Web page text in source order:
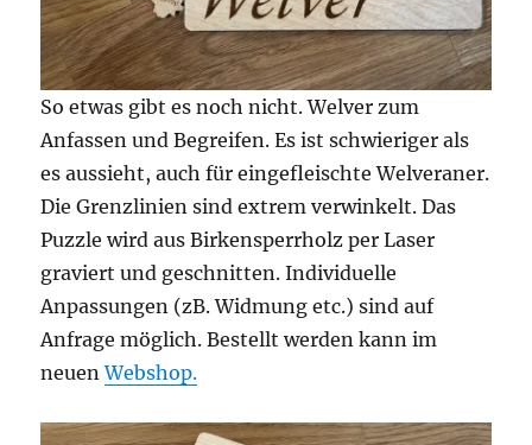
So etwas gibt es noch nicht. Welver zum
Anfassen und Begreifen. Es ist schwieriger als
es aussieht, auch für eingefleischte Welveraner.
Die Grenzlinien sind extrem verwinkelt. Das
Puzzle wird aus Birkensperrholz per Laser
graviert und geschnitten. Individuelle
Anpassungen (zB. Widmung etc.) sind auf
Anfrage möglich. Bestellt werden kann im
neuenWebshop.